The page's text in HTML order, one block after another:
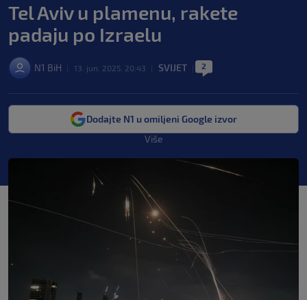
Tel Aviv u plamenu, rakete
padaju po Izraelu
N1 BiH 13. jun. 2025. 20:43 SVIJET 2
Dodajte N1 u omiljeni Google izvor
Više